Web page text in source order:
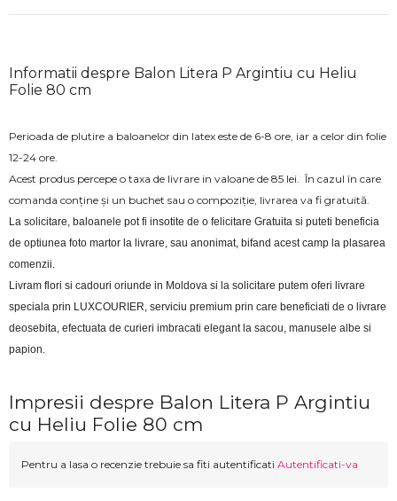
Informatii despre Balon Litera P Argintiu cu Heliu
Folie 80 cm
Perioada de plutire a baloanelor din latex este de 6-8 ore, iar a celor din folie
12-24 ore.
Acest produs percepe o taxa de livrare in valoane de 85 lei.
În cazul în care
comanda conține și un buchet sau o compoziție, livrarea va fi gratuită.
La solicitare, baloanele pot fi insotite de o felicitare Gratuita si puteti beneficia
de optiunea foto martor la livrare, sau anonimat, bifand acest camp la plasarea
comenzii.
Livram flori si cadouri oriunde in Moldova si la solicitare putem oferi livrare
speciala prin LUXCOURIER, serviciu premium prin care beneficiati de o livrare
deosebita, efectuata de curieri imbracati elegant la sacou, manusele albe si
papion.
Impresii despre Balon Litera P Argintiu
cu Heliu Folie 80 cm
Pentru a lasa o recenzie trebuie sa fiti autentificati Autentificati-va